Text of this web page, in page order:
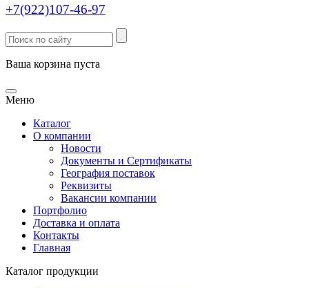
+7(922)107-46-97
Ваша корзина пуста
Меню
Каталог
О компании
Новости
Документы и Сертификаты
География поставок
Реквизиты
Вакансии компании
Портфолио
Доставка и оплата
Контакты
Главная
Каталог продукции